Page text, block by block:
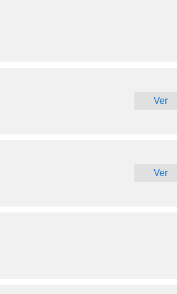
Ver
Ver